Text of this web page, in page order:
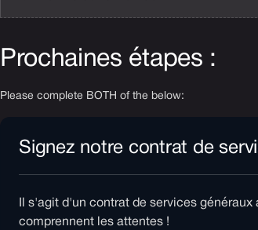
Prochaines étapes :
Please complete BOTH of the below:
Signez notre contrat de
Il s'agit d'un contrat de services
comprennent les attentes !